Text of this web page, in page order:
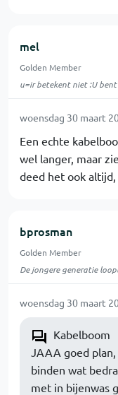
mel
Golden Member
u=ir betekent niet :U bent
woensdag 30 maart
Een echte
wel langer, maar
deed het ook
bprosman
Golden Member
De jongere generatie
woensdag 30 maart
Kabelboom
JAAA goed
binden wat
met in bijenwas